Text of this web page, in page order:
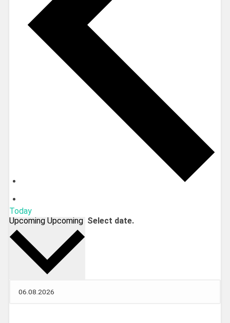
Today
Upcoming Upcoming Select date.